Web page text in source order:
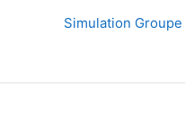
Simulation